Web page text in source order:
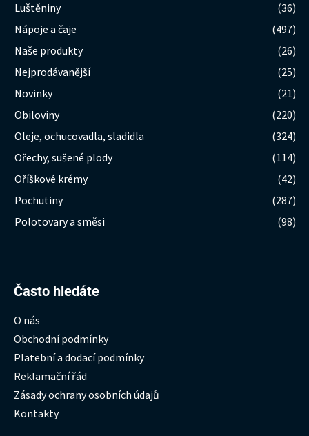
Luštěniny
(36)
Nápoje a čaje
(497)
Naše produkty
(26)
Nejprodávanější
(25)
Novinky
(21)
Obiloviny
(220)
Oleje, ochucovadla, sladidla
(324)
Ořechy, sušené plody
(114)
Oříškové krémy
(42)
Pochutiny
(287)
Polotovary a směsi
(98)
Často hledáte
O nás
Obchodní podmínky
Platební a dodací podmínky
Reklamační řád
Zásady ochrany osobních údajů
Kontakty
Hledat: